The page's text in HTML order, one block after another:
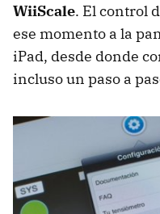
WiiScale. El control
ese momento a la
iPad, desde donde
incluso un paso a